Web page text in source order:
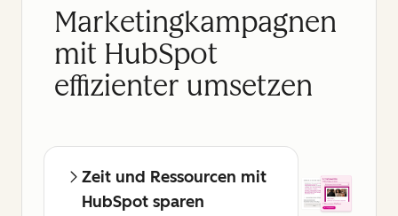
Marketingkampagnen
mit HubSpot
effizienter umsetzen
Zeit und Ressourcen mit
HubSpot sparen